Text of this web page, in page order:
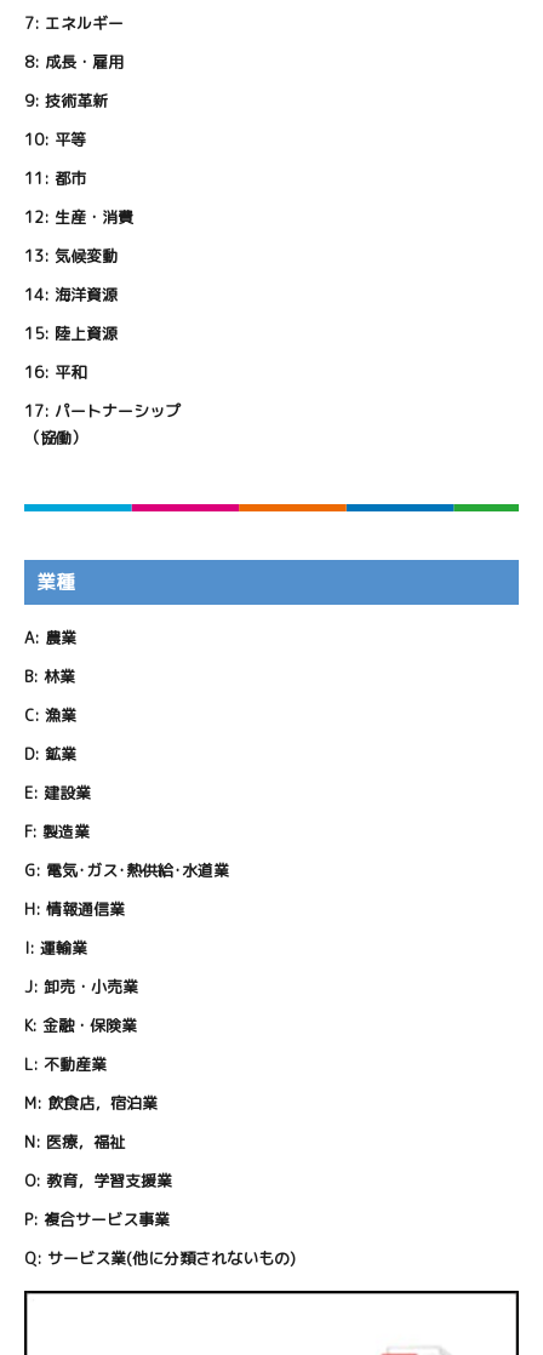
7: エネルギー
8: 成長・雇用
9: 技術革新
10: 平等
11: 都市
12: 生産・消費
13: 気候変動
14: 海洋資源
15: 陸上資源
16: 平和
17: パートナーシップ
（協働）
業種
A: 農業
B: 林業
C: 漁業
D: 鉱業
E: 建設業
F: 製造業
G: 電気･ガス･熱供給･水道業
H: 情報通信業
I: 運輸業
J: 卸売・小売業
K: 金融・保険業
L: 不動産業
M: 飲食店，宿泊業
N: 医療，福祉
O: 教育，学習支援業
P: 複合サービス事業
Q: サービス業(他に分類されないもの)